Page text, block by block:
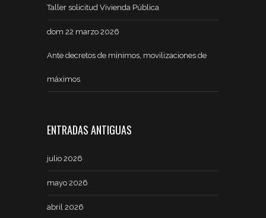
Taller solicitud Vivienda Pública
dom 22 marzo 2026
Ante decretos de mínimos, movilizaciones de
máximos
ENTRADAS ANTIGUAS
julio 2026
mayo 2026
abril 2026